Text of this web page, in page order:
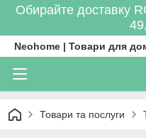
Обирайте доставку
Neohome | Товари для
Товари та послуги